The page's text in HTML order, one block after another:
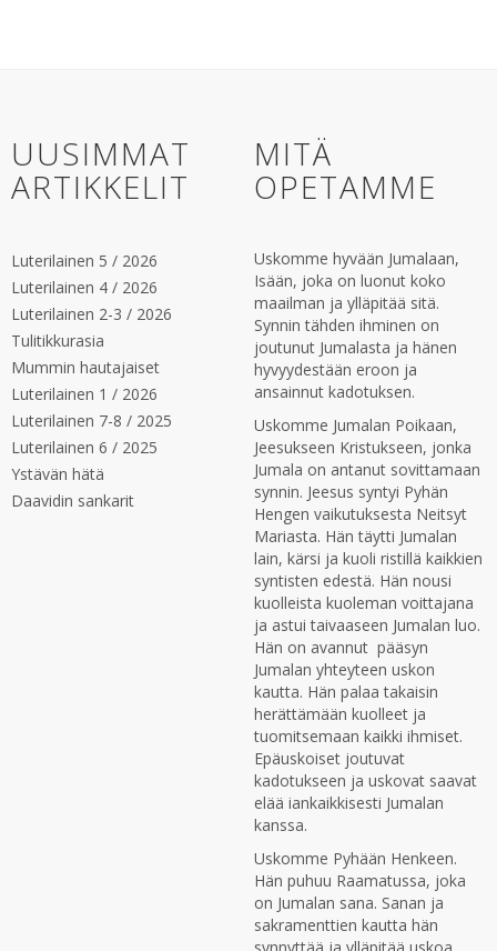
UUSIMMAT
ARTIKKELIT
Luterilainen 5 / 2026
Luterilainen 4 / 2026
Luterilainen 2-3 / 2026
Tulitikkurasia
Mummin hautajaiset
Luterilainen 1 / 2026
Luterilainen 7-8 / 2025
Luterilainen 6 / 2025
Ystävän hätä
Daavidin sankarit
MITÄ
OPETAMME
Uskomme hyvään Jumalaan,
Isään, joka on luonut koko
maailman ja ylläpitää sitä.
Synnin tähden ihminen on
joutunut Jumalasta ja hänen
hyvyydestään eroon ja
ansainnut kadotuksen.
Uskomme Jumalan Poikaan,
Jeesukseen Kristukseen, jonka
Jumala on antanut sovittamaan
synnin. Jeesus syntyi Pyhän
Hengen vaikutuksesta Neitsyt
Mariasta. Hän täytti Jumalan
lain, kärsi ja kuoli ristillä kaikkien
syntisten edestä. Hän nousi
kuolleista kuoleman voittajana
ja astui taivaaseen Jumalan luo.
Hän on avannut pääsyn
Jumalan yhteyteen uskon
kautta. Hän palaa takaisin
herättämään kuolleet ja
tuomitsemaan kaikki ihmiset.
Epäuskoiset joutuvat
kadotukseen ja uskovat saavat
elää iankaikkisesti Jumalan
kanssa.
Uskomme Pyhään Henkeen.
Hän puhuu Raamatussa, joka
on Jumalan sana. Sanan ja
sakramenttien kautta hän